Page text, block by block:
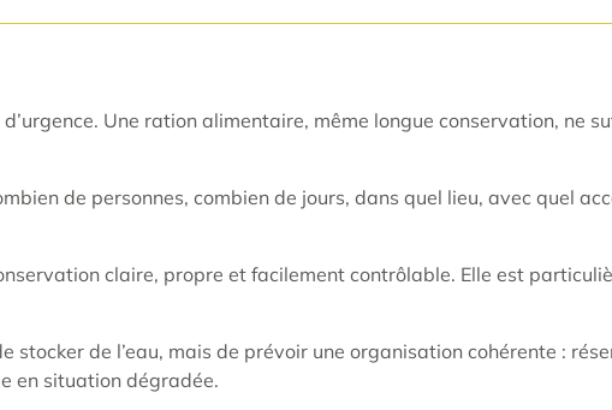
Une ration alimentaire, même longue conservation, ne
de personnes, combien de jours, dans quel lieu, avec quel
claire, propre et facilement contrôlable. Elle est
stocker de l’eau, mais de prévoir une organisation cohérente :
en situation dégradée.